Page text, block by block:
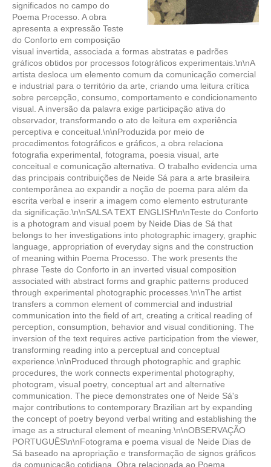
significados no campo do
Poema Processo. A obra
apresenta a expressão Teste
do Conforto em composição
visual invertida, associada a formas abstratas e padrões
gráficos obtidos por processos fotográficos experimentais.\n\nA
artista desloca um elemento comum da comunicação comercial
e industrial para o território da arte, criando uma leitura crítica
sobre percepção, consumo, comportamento e condicionamento
visual. A inversão da palavra exige participação ativa do
observador, transformando o ato de leitura em experiência
perceptiva e conceitual.\n\nProduzida por meio de
procedimentos fotográficos e gráficos, a obra relaciona
fotografia experimental, fotograma, poesia visual, arte
conceitual e comunicação alternativa. O trabalho evidencia uma
das principais contribuições de Neide Sá para a arte brasileira
contemporânea ao expandir a noção de poema para além da
escrita verbal e inserir a imagem como elemento estruturante
da significação.\n\nSALSA TEXT ENGLISH\n\nTeste do Conforto
is a photogram and visual poem by Neide Dias de Sá that
belongs to her investigations into photographic imagery, graphic
language, appropriation of everyday signs and the construction
of meaning within Poema Processo. The work presents the
phrase Teste do Conforto in an inverted visual composition
associated with abstract forms and graphic patterns produced
through experimental photographic processes.\n\nThe artist
transfers a common element of commercial and industrial
communication into the field of art, creating a critical reading of
perception, consumption, behavior and visual conditioning. The
inversion of the text requires active participation from the viewer,
transforming reading into a perceptual and conceptual
experience.\n\nProduced through photographic and graphic
procedures, the work connects experimental photography,
photogram, visual poetry, conceptual art and alternative
communication. The piece demonstrates one of Neide Sá's
major contributions to contemporary Brazilian art by expanding
the concept of poetry beyond verbal writing and establishing the
image as a structural element of meaning.\n\nOBSERVAÇÃO
PORTUGUÊS\n\nFotograma e poema visual de Neide Dias de
Sá baseado na apropriação e transformação de signos gráficos
da comunicação cotidiana. Obra relacionada ao Poema